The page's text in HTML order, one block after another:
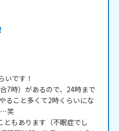
いです！
7時）があるので、24時まで
ること多くて2時くらいにな
笑
ともあります（不眠症でし